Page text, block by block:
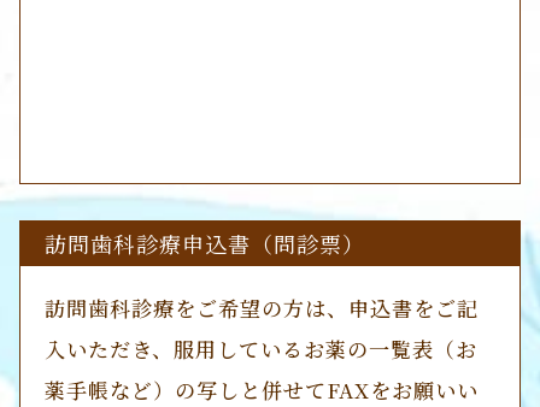
訪問歯科診療申込書（問診票）
訪問歯科診療をご希望の方は、申込書をご記
入いただき、服用しているお薬の一覧表（お
薬手帳など）の写しと併せてFAXをお願いい